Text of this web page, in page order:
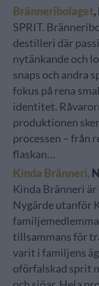
Bränneribolaget,
SPRIT.
destilleri där
nytänkande och
snaps och andra
fokus på rena
identitet.
produktionen
processen – från
flaskan…
Kinda Bränneri,
Kinda Bränneri
Nygärde utanför
tillsammans för
varit i familjens
oförfalskad sprit